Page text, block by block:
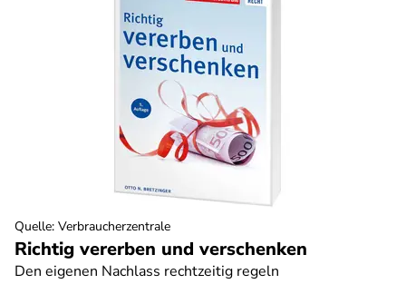
Richtig vererben und verschenken
Den eigenen Nachlass rechtzeitig regeln
Quelle: Verbraucherzentrale